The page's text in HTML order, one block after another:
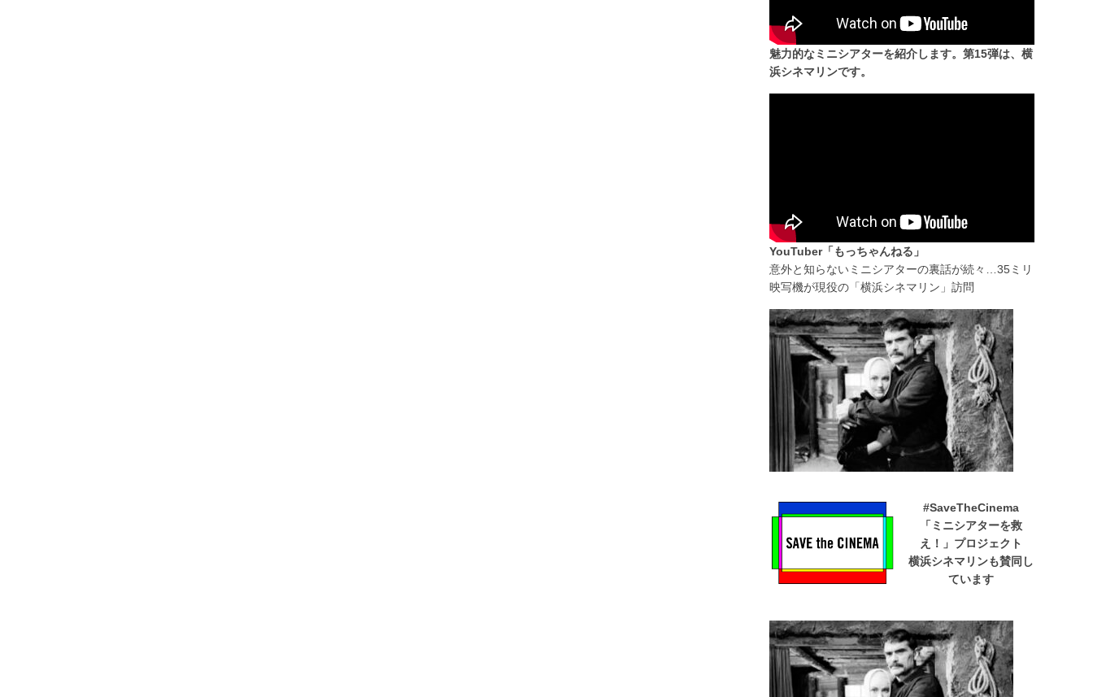
魅力的なミニシアターを紹介します。第15弾は、横
浜シネマリンです。
YouTuber「もっちゃんねる」
意外と知らないミニシアターの裏話が続々…35ミリ
映写機が現役の「横浜シネマリン」訪問
#SaveTheCinema
「ミニシアターを救
え！」プロジェクト
横浜シネマリンも賛同し
ています